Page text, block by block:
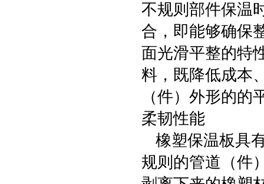
不规则部件保温
合，即能够确保
面光滑平整的特
料，既降低成本
（件）外形的的
柔韧性能
橡塑保温板具
规则的管道（件